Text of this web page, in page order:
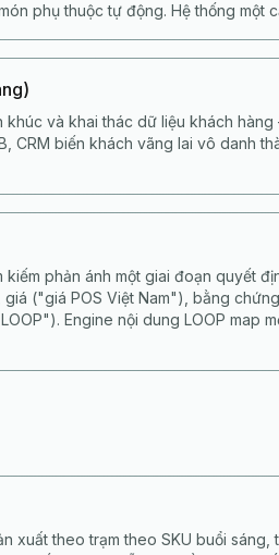
phụ thuộc tự động. Hệ thống một
và khai thác dữ liệu khách
CRM biến khách vãng lai vô danh
kiếm phản ánh một giai đoạn quyết
("giá POS Việt Nam"), bằng
Engine nội dung LOOP map
xuất theo trạm theo SKU buổi